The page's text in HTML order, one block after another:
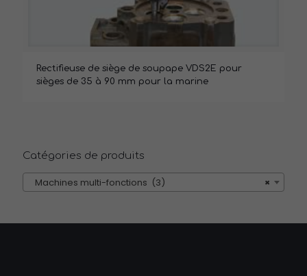
Rectifieuse de siège de soupape VDS2E pour
sièges de 35 à 90 mm pour la marine
Catégories de produits
×
Machines multi-fonctions (3)